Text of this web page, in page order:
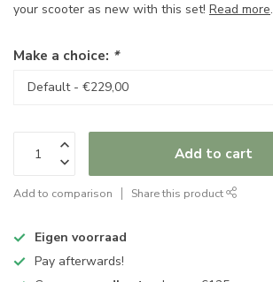
your scooter as new with this set! Read more.
Make a choice: *
Add to cart
Add to comparison Share this product
Eigen voorraad
Pay afterwards!